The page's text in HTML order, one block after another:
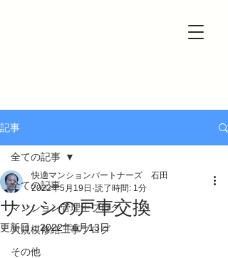
記事
全ての記事
マンション管理士ブログ
大規模修繕工事ブログ
その他
全ての記事
サッシの戸車交換
快適マンションパートナーズ 石田
2022年5月19日 読了時間: 1分
更新日：2022年6月13日